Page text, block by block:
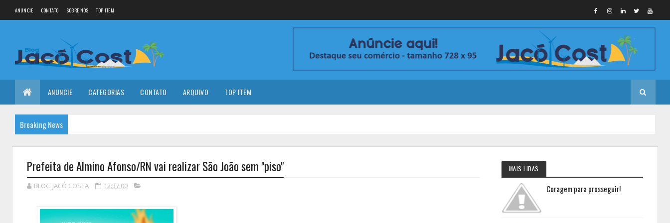
ANUNCIE CONTATO SOBRE NÓS TOP ITEM
ANUNCIE CATEGORIAS CONTATO ARQUIVO TOP ITEM
Breaking News
Prefeita de Almino Afonso/RN vai realizar São João sem "piso"
BLOG JACÓ COSTA 12:37:00
MAIS LIDAS
Coragem para prosseguir!